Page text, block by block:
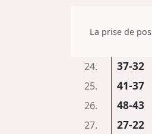
La prise de
24. 37-32
25. 41-37
26. 48-43
27. 27-22